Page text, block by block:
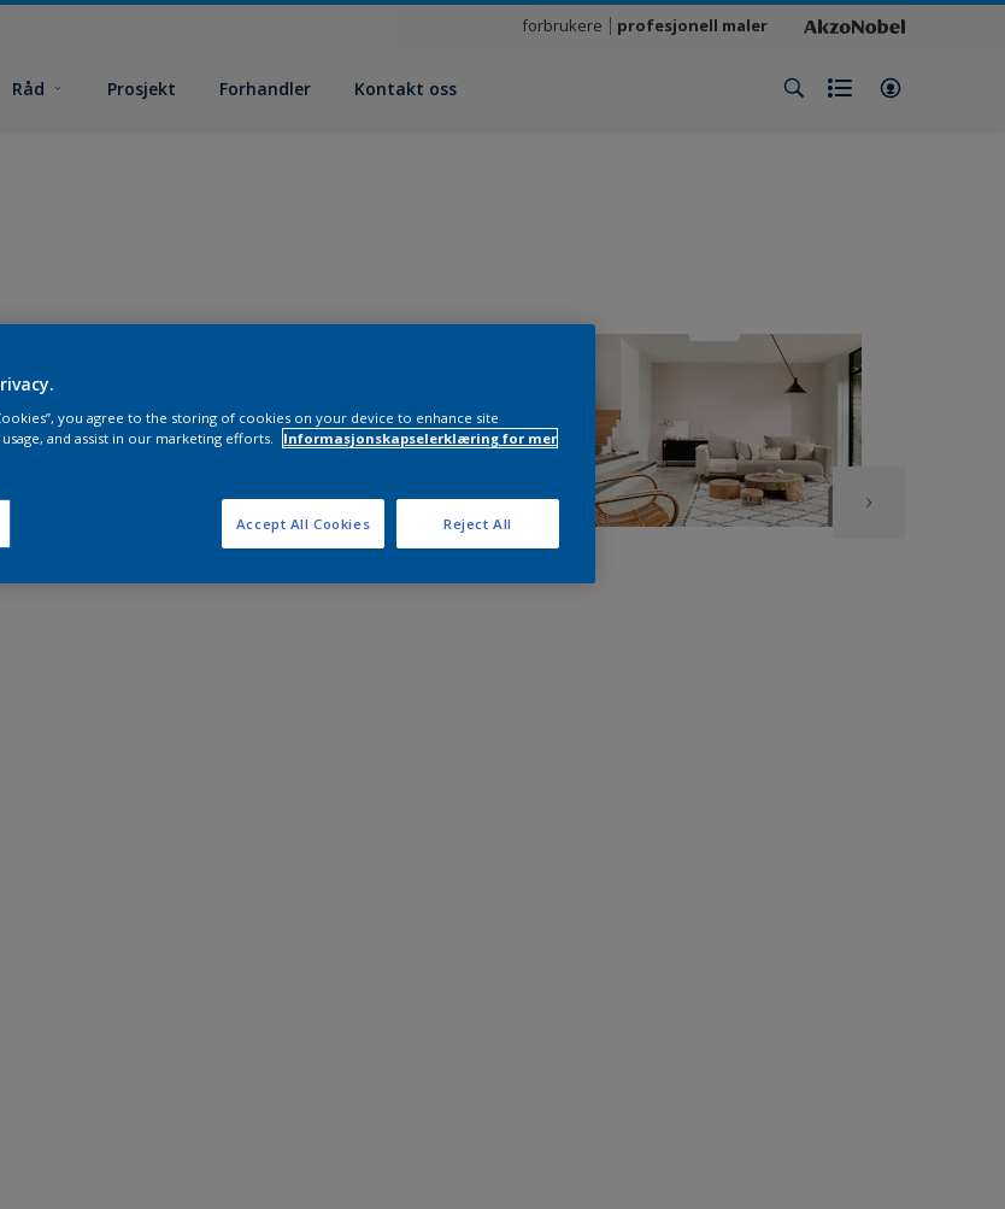
forbrukere profesjonell maler
Råd Prosjekt Forhandler Kontakt oss
you agree to the storing of cookies on your device to enhance site
and assist in our marketing efforts.
Informasjonskapselerklæring for mer
Reject All
Accept All Cookies